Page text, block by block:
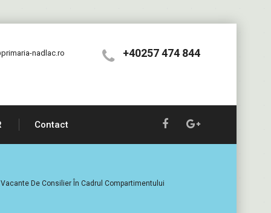
+40257 474 844
nadlac.ro
Contact
De Consilier În Cadrul Compartimentului